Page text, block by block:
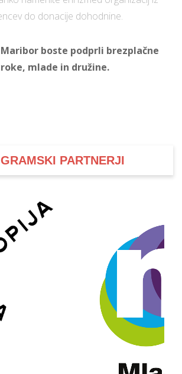
do donacije dohodnine.
boste podprli brezplačne
mlade in družine.
PARTNERJI